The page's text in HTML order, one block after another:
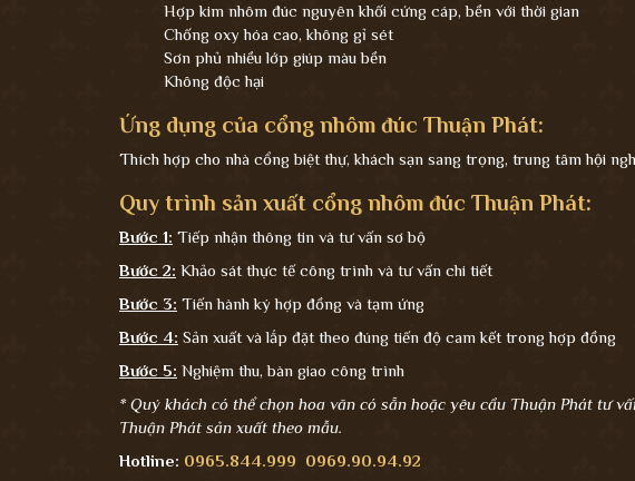
Hợp kim nhôm đúc nguyên khối cứng cáp, bền với thời gian
Chống oxy hóa cao, không gỉ sét
Sơn phủ nhiều lớp giúp màu bền
Không độc hại
Ứng dụng của cổng nhôm đúc Thuận Phát:
Thích hợp cho nhà cổng biệt thự, khách sạn sang trọng, trung tâm hội
Quy trình sản xuất cổng nhôm đúc Thuận Phát:
Bước 1: Tiếp nhận thông tin và tư vấn sơ bộ
Bước 2: Khảo sát thực tế công trình và tư vấn chi tiết
Bước 3: Tiến hành ký hợp đồng và tạm ứng
Bước 4: Sản xuất và lắp đặt theo đúng tiến độ cam kết trong hợp đồng
Bước 5: Nghiệm thu, bàn giao công trình
* Quý khách có thể chọn hoa văn có sẵn hoặc yêu cầu Thuận Phát tư
Thuận Phát sản xuất theo mẫu.
Hotline: 0965.844.999 0969.90.94.92